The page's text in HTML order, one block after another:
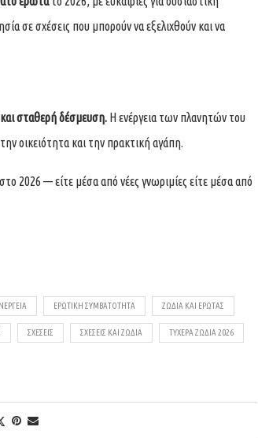
σε σχέσεις που μπορούν να εξελιχθούν και να
σταθερή δέσμευση. Η ενέργεια των πλανητών του
οικειότητα και την πρακτική αγάπη.
2026 — είτε μέσα από νέες γνωριμίες είτε μέσα από
ΕΡΩΤΙΚΉ ΣΥΜΒΑΤΌΤΗΤΑ ΖΏΔΙΑ ΚΑΙ ΈΡΩΤΑΣ
ΣΧΈΣΕΙΣ ΣΧΈΣΕΙΣ ΚΑΙ ΖΏΔΙΑ ΤΥΧΕΡΆ ΖΏΔΙΑ 2026